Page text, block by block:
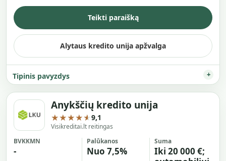
Teikti paraišką
Alytaus kredito unija apžvalga
Tipinis pavyzdys
Anykščių kredito unija
★★★★★9,1
Visikreditai.lt reitingas
BVKKMN
-
Palūkanos
Nuo 7,5%
Suma
Iki 20 000 €;